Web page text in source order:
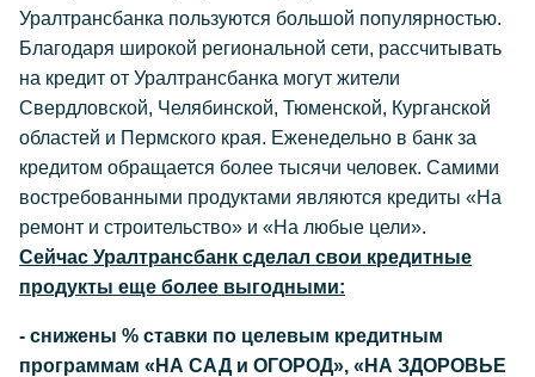
Уралтрансбанка пользуются большой популярностью.
Благодаря широкой региональной сети, рассчитывать
на кредит от Уралтрансбанка могут жители
Свердловской, Челябинской, Тюменской, Курганской
областей и Пермского края. Еженедельно в банк за
кредитом обращается более тысячи человек. Самими
востребованными продуктами являются кредиты «На
ремонт и строительство» и «На любые цели».
Сейчас Уралтрансбанк сделал свои кредитные
продукты еще более выгодными:
- снижены % ставки по целевым кредитным
программам «НА САД и ОГОРОД», «НА ЗДОРОВЬЕ